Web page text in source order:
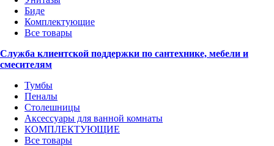
Биде
Комплектующие
Все товары
Служба клиентской поддержки по сантехнике, мебели и
смесителям
Тумбы
Пеналы
Столешницы
Аксессуары для ванной комнаты
КОМПЛЕКТУЮЩИЕ
Все товары